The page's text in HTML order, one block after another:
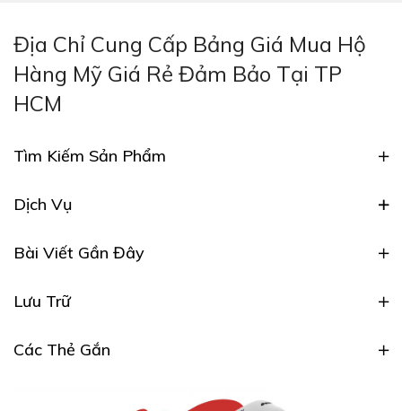
Địa Chỉ Cung Cấp Bảng Giá Mua Hộ
Hàng Mỹ Giá Rẻ Đảm Bảo Tại TP
HCM
Tìm Kiếm Sản Phẩm
Dịch Vụ
Bài Viết Gần Đây
Lưu Trữ
Các Thẻ Gắn